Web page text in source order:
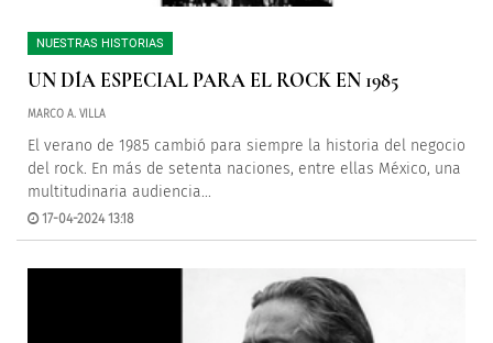
NUESTRAS HISTORIAS
UN DÍA ESPECIAL PARA EL ROCK EN 1985
MARCO A. VILLA
El verano de 1985 cambió para siempre la historia del negocio
del rock. En más de setenta naciones, entre ellas México, una
multitudinaria audiencia...
17-04-2024 13:18